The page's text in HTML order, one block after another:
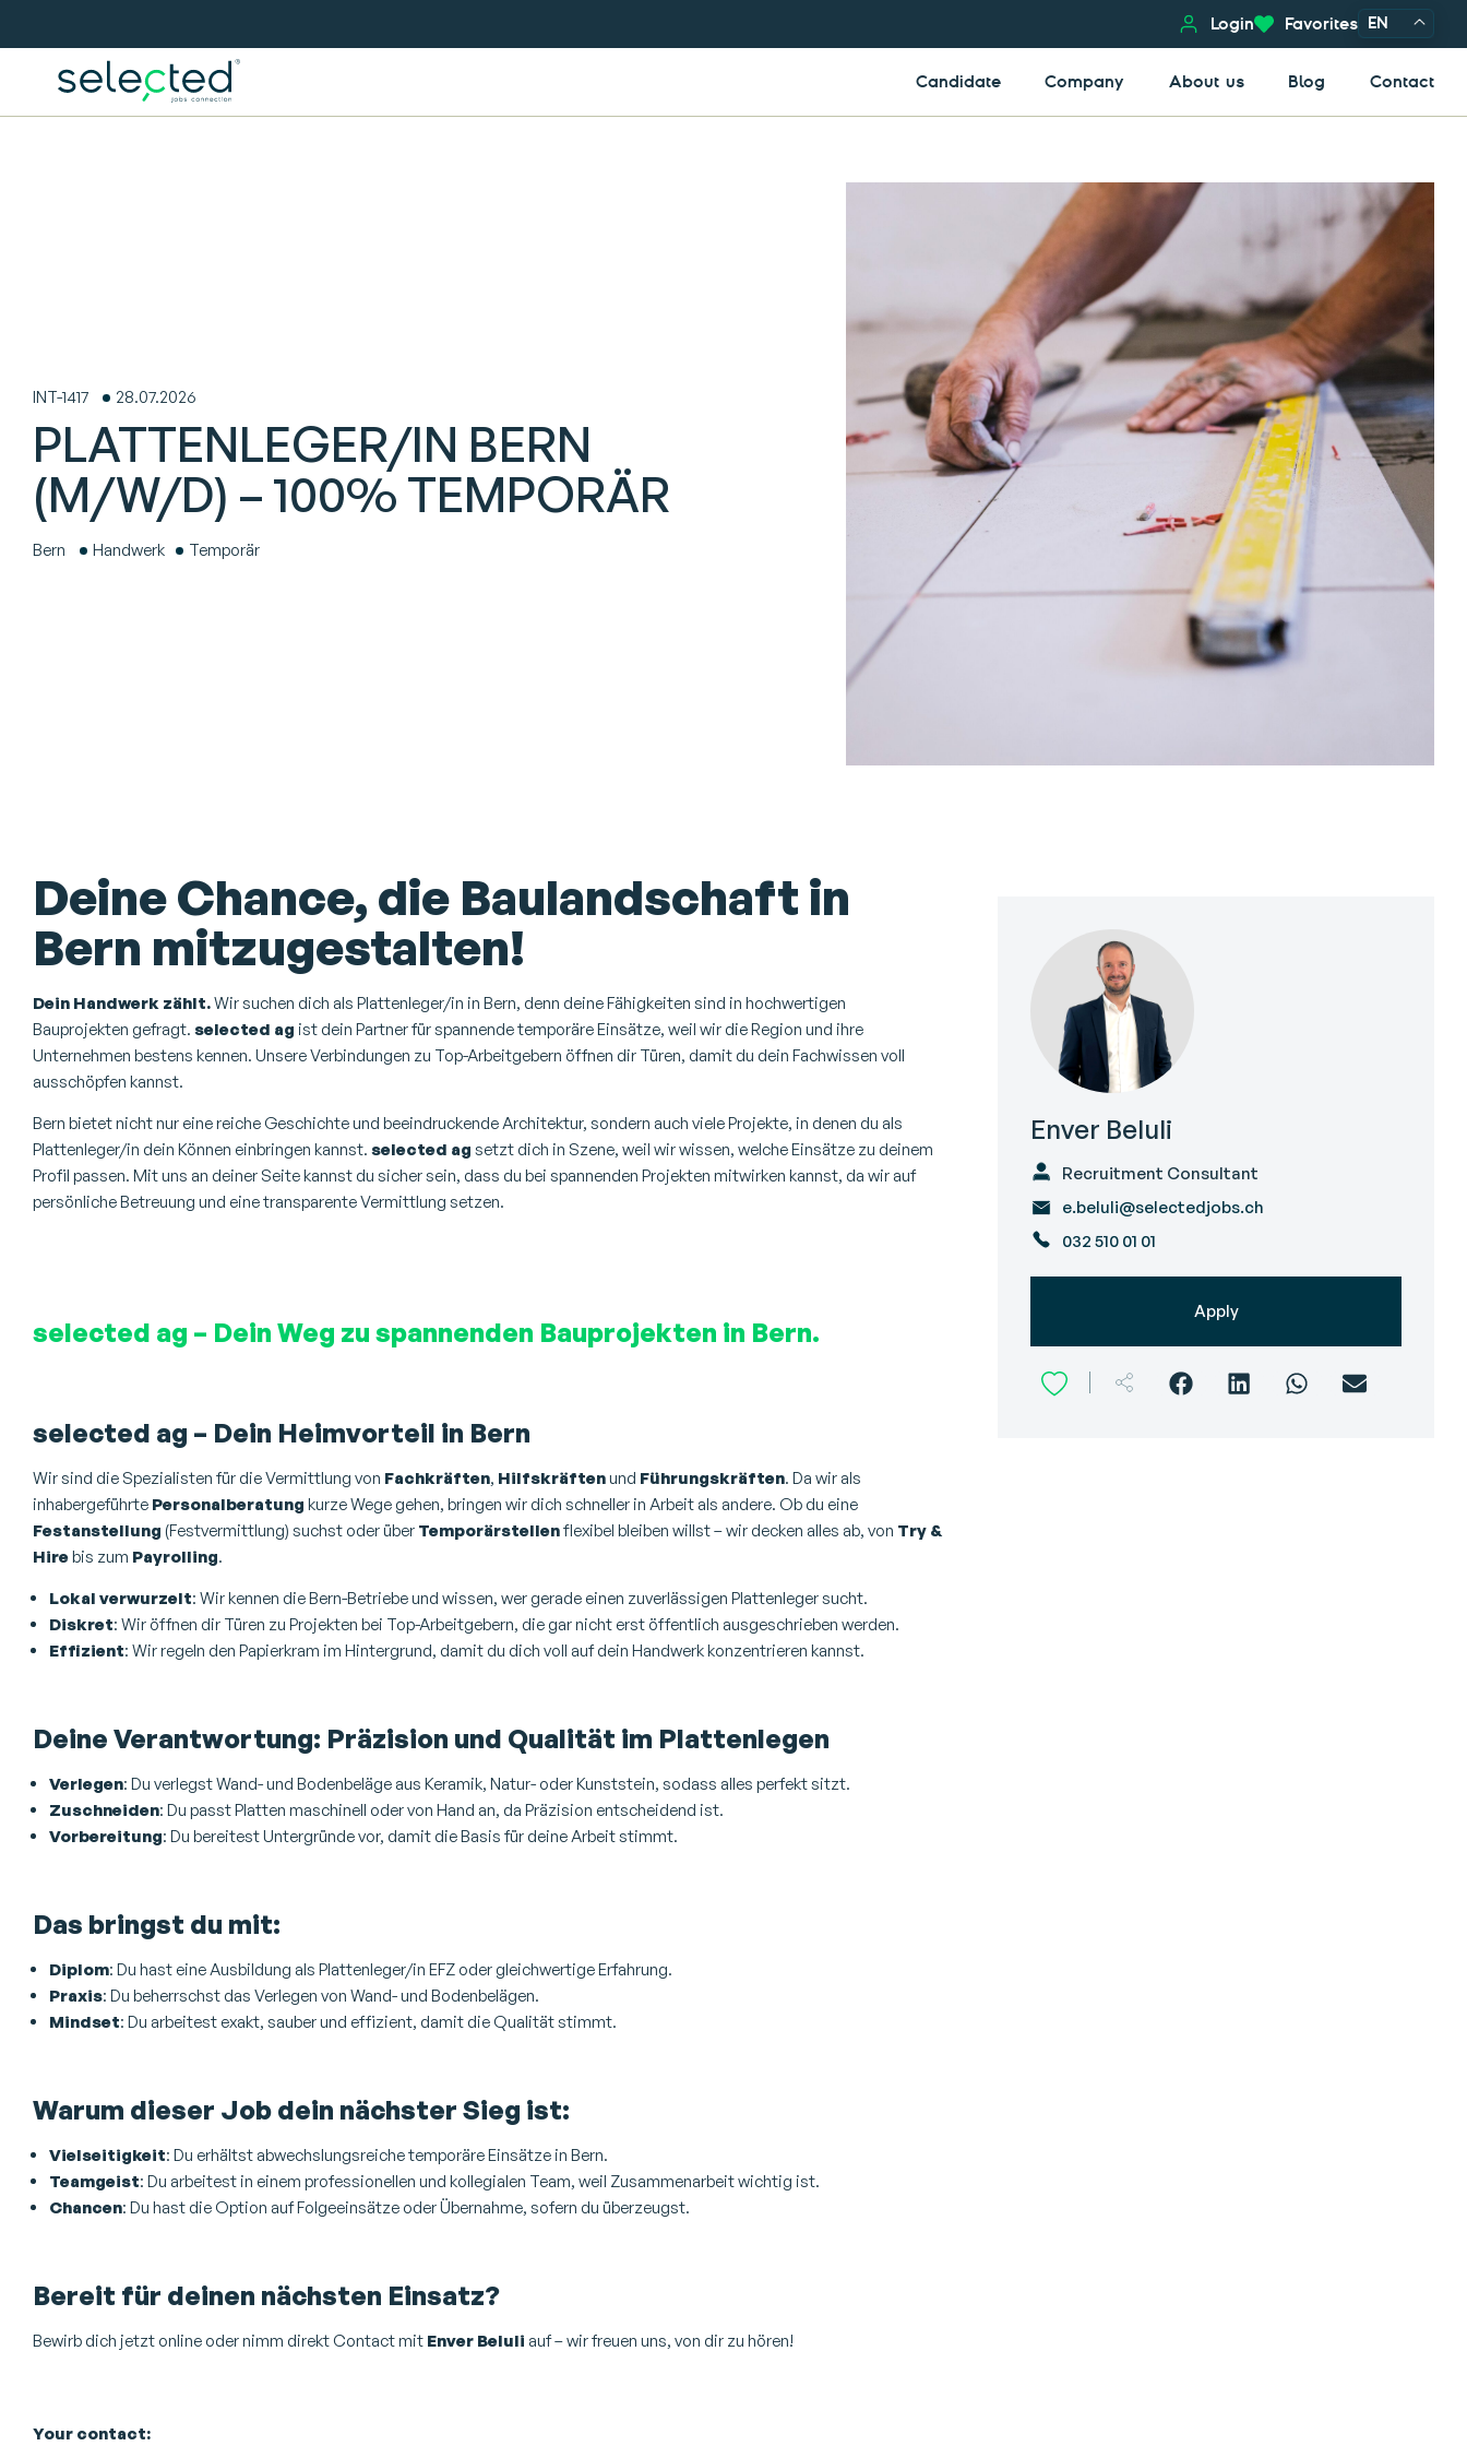
Login Favorites EN
Candidate Company About us Blog Contact
INT-1417 28.07.2026
PLATTENLEGER/IN BERN
(M/W/D) – 100% TEMPORÄR
Bern Handwerk Temporär
Deine Chance, die Baulandschaft in
Bern mitzugestalten!
Dein Handwerk zählt.Wir suchen dich als Plattenleger/in in Bern, denn deine Fähigkeiten sind in hochwertigen
Bauprojekten gefragt. selected ag ist dein Partner für spannende temporäre Einsätze, weil wir die Region und ihre
Unternehmen bestens kennen. Unsere Verbindungen zu Top-Arbeitgebern öffnen dir Türen, damit du dein Fachwissen voll
ausschöpfen kannst.
Bern bietet nicht nur eine reiche Geschichte und beeindruckende Architektur, sondern auch viele Projekte, in denen du als
Plattenleger/in dein Können einbringen kannst. selected ag setzt dich in Szene, weil wir wissen, welche Einsätze zu deinem
Profil passen. Mit uns an deiner Seite kannst du sicher sein, dass du bei spannenden Projekten mitwirken kannst, da wir auf
persönliche Betreuung und eine transparente Vermittlung setzen.
selected ag – Dein Weg zu spannenden Bauprojekten in Bern.
selected ag – Dein Heimvorteil in Bern
Wir sind die Spezialisten für die Vermittlung von Fachkräften, Hilfskräftenund Führungskräften. Da wir als
inhabergeführte Personalberatung kurze Wege gehen, bringen wir dich schneller in Arbeit als andere. Ob du eine
Festanstellung (Festvermittlung) suchst oder über Temporärstellenflexibel bleiben willst – wir decken alles ab, von Try &
Hirebis zum Payrolling.
Lokal verwurzelt: Wir kennen die Bern-Betriebe und wissen, wer gerade einen zuverlässigen Plattenleger sucht.
Diskret: Wir öffnen dir Türen zu Projekten bei Top-Arbeitgebern, die gar nicht erst öffentlich ausgeschrieben werden.
Effizient: Wir regeln den Papierkram im Hintergrund, damit du dich voll auf dein Handwerk konzentrieren kannst.
Deine Verantwortung: Präzision und Qualität im Plattenlegen
Verlegen: Du verlegst Wand- und Bodenbeläge aus Keramik, Natur- oder Kunststein, sodass alles perfekt sitzt.
Zuschneiden: Du passt Platten maschinell oder von Hand an, da Präzision entscheidend ist.
Vorbereitung: Du bereitest Untergründe vor, damit die Basis für deine Arbeit stimmt.
Das bringst du mit:
Diplom: Du hast eine Ausbildung als Plattenleger/in EFZ oder gleichwertige Erfahrung.
Praxis: Du beherrschst das Verlegen von Wand- und Bodenbelägen.
Mindset: Du arbeitest exakt, sauber und effizient, damit die Qualität stimmt.
Warum dieser Job dein nächster Sieg ist:
Vielseitigkeit: Du erhältst abwechslungsreiche temporäre Einsätze in Bern.
Teamgeist: Du arbeitest in einem professionellen und kollegialen Team, weil Zusammenarbeit wichtig ist.
Chancen: Du hast die Option auf Folgeeinsätze oder Übernahme, sofern du überzeugst.
Bereit für deinen nächsten Einsatz?
Bewirb dich jetzt online oder nimm direkt Contact mit Enver Beluli auf – wir freuen uns, von dir zu hören!
Your contact:
Enver Beluli
Recruitment Consultant
e.beluli@selectedjobs.ch
032 510 01 01
Apply